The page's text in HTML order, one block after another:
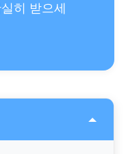
히 받으세